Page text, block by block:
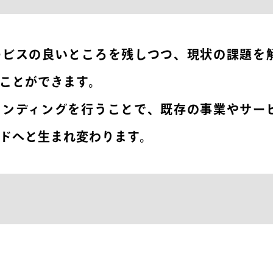
スの良いところを残しつつ、現状の課題を
とができます。
ディングを行うことで、既存の事業やサー
へと生まれ変わります。